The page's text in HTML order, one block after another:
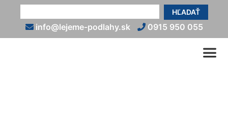
HĽADAŤ
info@lejeme-podlahy.sk 0915 950 055